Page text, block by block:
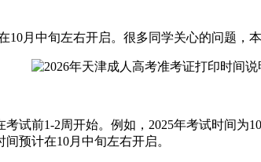
10月中旬左右开启。很多同学关心的问题，
试前1-2周开始。例如，2025年考试时间为
预计在10月中旬左右开启。